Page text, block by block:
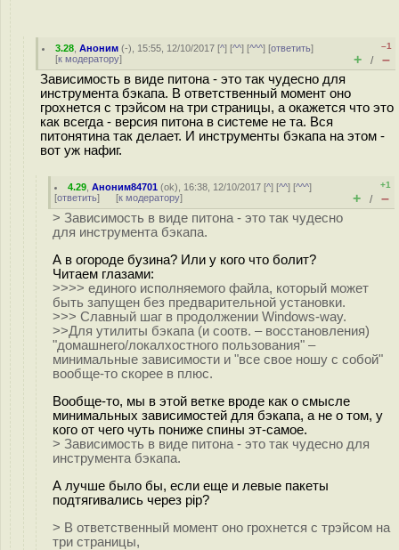
3.28 ,Аноним (-), 15:55, 12/10/2017 [^] [^^] [^^^] [ответить]
[к модератору]
–1
+ / –
Зависимость в виде питона - это так чудесно для
инструмента бэкапа. В ответственный момент оно
грохнется с трэйсом на три страницы, а окажется что это
как всегда - версия питона в системе не та. Вся
питонятина так делает. И инструменты бэкапа на этом -
вот уж нафиг.
4.29 ,Аноним84701 (ok), 16:38, 12/10/2017 [^] [^^] [^^^]
[ответить] [к модератору]
+1
+ / –
> Зависимость в виде питона - это так чудесно
для инструмента бэкапа.
А в огороде бузина? Или у кого что болит?
Читаем глазами:
>>>> единого исполняемого файла, который может
быть запущен без предварительной установки.
>>> Славный шаг в продолжении Windows-way.
>>Для утилиты бэкапа (и соотв. – восстановления)
"домашнего/локалхостного пользования" –
минимальные зависимости и "все свое ношу с собой"
вообще-то скорее в плюс.
Вообще-то, мы в этой ветке вроде как о смысле
минимальных зависимостей для бэкапа, а не о том, у
кого от чего чуть пониже спины эт-самое.
> Зависимость в виде питона - это так чудесно для
инструмента бэкапа.
А лучше было бы, если еще и левые пакеты
подтягивались через pip?
> В ответственный момент оно грохнется с трэйсом на
три страницы,